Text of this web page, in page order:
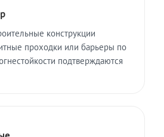
конструкции
проходки или барьеры по
подтверждаются